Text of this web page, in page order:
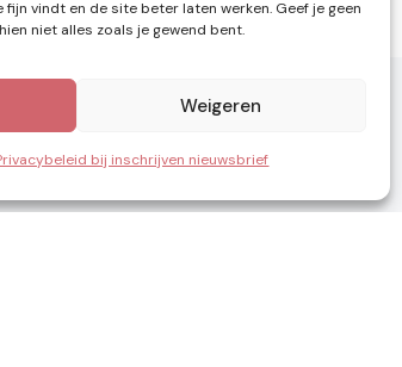
fijn vindt en de site beter laten werken. Geef je geen
niet alles zoals je gewend bent.
Weigeren
bij inschrijven nieuwsbrief